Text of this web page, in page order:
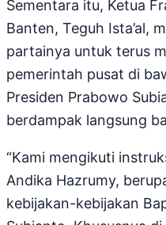
Sementara itu, Ketua
Banten, Teguh Ista’al,
partainya untuk terus
pemerintah pusat di
Presiden Prabowo
berdampak langsung
“Kami mengikuti
Andika Hazrumy,
kebijakan-kebijakan